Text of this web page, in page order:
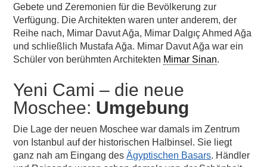
Gebete und Zeremonien für die Bevölkerung zur
Verfügung. Die Architekten waren unter anderem, der
Reihe nach, Mimar Davut Ağa, Mimar Dalgıç Ahmed Ağa
und schließlich Mustafa Ağa. Mimar Davut Ağa war ein
Schüler von berühmten Architekten Mimar Sinan.
Yeni Cami – die neue
Moschee: Umgebung
Die Lage der neuen Moschee war damals im Zentrum
von Istanbul auf der historischen Halbinsel. Sie liegt
ganz nah am Eingang desÄgyptischen Basars. Händler